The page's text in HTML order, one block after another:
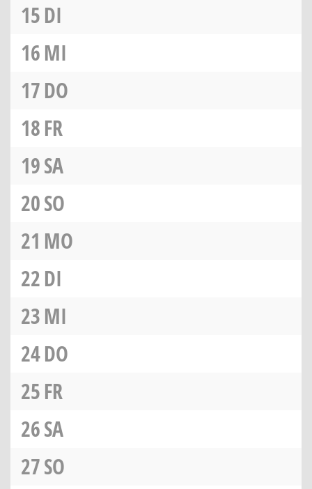
15DI
16MI
17DO
18FR
19SA
20SO
21 MO
22DI
23MI
24DO
25FR
26SA
27SO